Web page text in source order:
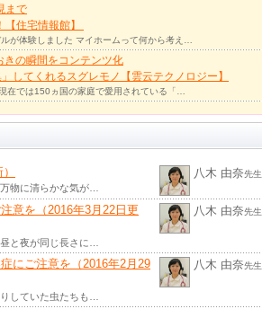
まで
住宅情報館】
が体験しました マイホームって何から考え…
きの瞬間をコンテンツ化
してくれるスグレモノ【雲云テクノロジー】
在では150ヵ国の家庭で愛用されている「…
八木 由奈先生
物に清らかな気が…
八木 由奈先生
意を（2016年3月22日更
と夜が同じ長さに…
八木 由奈先生
にご注意を（2016年2月29
していた虫たちも…